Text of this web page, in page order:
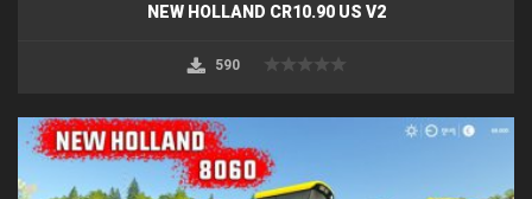
NEW HOLLAND CR10.90 US V2
590